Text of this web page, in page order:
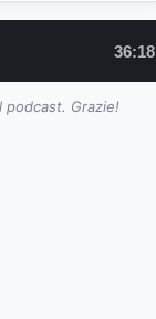
36:18
Grazie!